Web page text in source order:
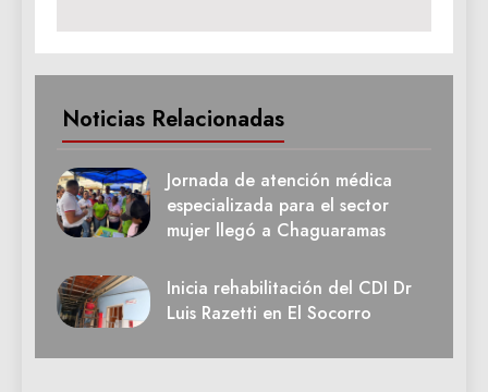
Noticias Relacionadas
Jornada de atención médica
especializada para el sector
mujer llegó a Chaguaramas
Inicia rehabilitación del CDI Dr
Luis Razetti en El Socorro